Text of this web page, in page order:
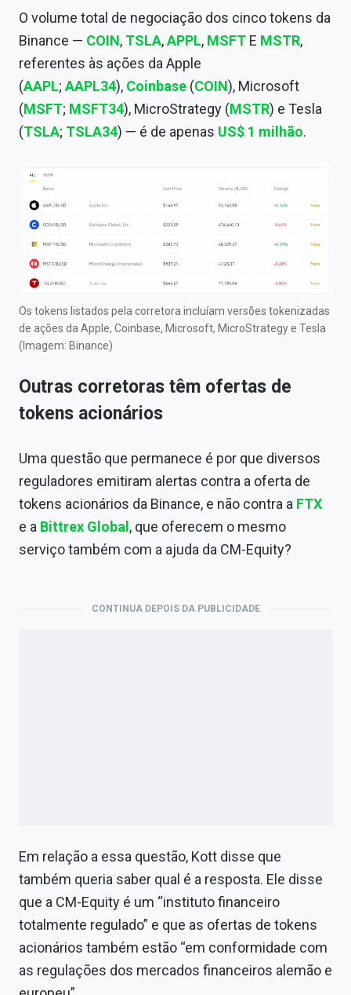
O volume total de negociação dos cinco tokens da
Binance — COIN, TSLA,APPL, MSFT E MSTR,
referentes às ações da Apple
(AAPL;AAPL34), Coinbase (COIN), Microsoft
(MSFT; MSFT34), MicroStrategy (MSTR) e Tesla
(TSLA; TSLA34) — é de apenas US$ 1 milhão.
Os tokens listados pela corretora incluíam versões tokenizadas
de ações da Apple, Coinbase, Microsoft, MicroStrategy e Tesla
(Imagem: Binance)
Outras corretoras têm ofertas de
tokens acionários
Uma questão que permanece é por que diversos
reguladores emitiram alertas contra a oferta de
tokens acionários da Binance, e não contra a FTX
e a Bittrex Global, que oferecem o mesmo
serviço também com a ajuda da CM-Equity?
CONTINUA DEPOIS DA PUBLICIDADE
Em relação a essa questão, Kott disse que
também queria saber qual é a resposta. Ele disse
que a CM-Equity é um “instituto financeiro
totalmente regulado” e que as ofertas de tokens
acionários também estão “em conformidade com
as regulações dos mercados financeiros alemão e